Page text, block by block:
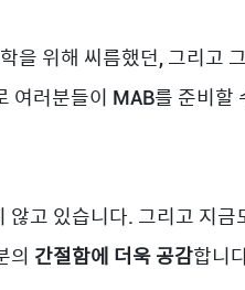
위해 씨름했던, 그리고
여러분들이 MAB를 준비할
않고 있습니다. 그리고 지
의 간절함에 더욱 공감합니